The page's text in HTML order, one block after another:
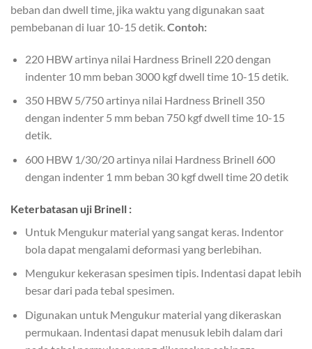
beban dan dwell time, jika waktu yang digunakan saat
pembebanan di luar 10-15 detik.Contoh:
220 HBW artinya nilai Hardness Brinell 220 dengan
indenter 10 mm beban 3000 kgf dwell time 10-15 detik.
350 HBW 5/750 artinya nilai Hardness Brinell 350
dengan indenter 5 mm beban 750 kgf dwell time 10-15
detik.
600 HBW 1/30/20 artinya nilai Hardness Brinell 600
dengan indenter 1 mm beban 30 kgf dwell time 20 detik
Keterbatasan uji Brinell :
Untuk Mengukur material yang sangat keras. Indentor
bola dapat mengalami deformasi yang berlebihan.
Mengukur kekerasan spesimen tipis. Indentasi dapat lebih
besar dari pada tebal spesimen.
Digunakan untuk Mengukur material yang dikeraskan
permukaan. Indentasi dapat menusuk lebih dalam dari